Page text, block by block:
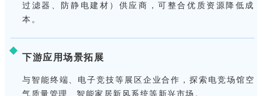
过滤器、防静电建材）供应商，可整合优质资源降低成
本。
下游应用场景拓展
与智能终端、电子竞技等展区企业合作，探索电竞场馆空
气质量管理、智能家居新风系统等新兴市场。